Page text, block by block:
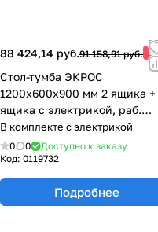
88 424,14 руб.91 158,91 руб. -
Стол-тумба ЭКРОС
1200х600х900 мм 2 ящика +
ящика с электрикой, раб.
поверхность - LABGRADE
77.0143.10.08-01
В комплекте с электрикой
0 0
Доступно к заказу
Код: 0119732
Подробнее